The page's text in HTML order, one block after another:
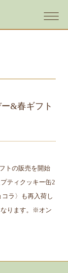
&春ギフト
トの販売を開始
ティクッキー缶2
ラ〉も再入荷し
なります。※オン